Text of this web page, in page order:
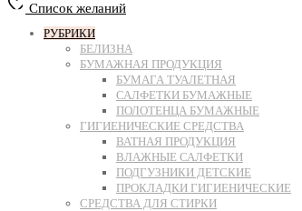
Список желаний
РУБРИКИ
БЕЛИЗНА
БУМАЖНАЯ ПРОДУКЦИЯ
БУМАГА ТУАЛЕТНАЯ
САЛФЕТКИ БУМАЖНЫЕ
ПОЛОТЕНЦА БУМАЖНЫЕ
ГИГИЕНИЧЕСКИЕ СРЕДСТВА
ВАТНАЯ ПРОДУКЦИЯ
ВЛАЖНЫЕ САЛФЕТКИ
ПОДГУЗНИКИ ДЕТСКИЕ
ПРОКЛАДКИ ГИГИЕНИЧЕСКИЕ
СРЕДСТВА ДЛЯ СТИРКИ